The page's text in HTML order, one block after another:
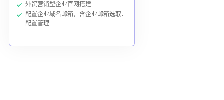
外贸营销型企业官网搭建
配置企业域名邮箱，含企业邮箱选取、
配置管理